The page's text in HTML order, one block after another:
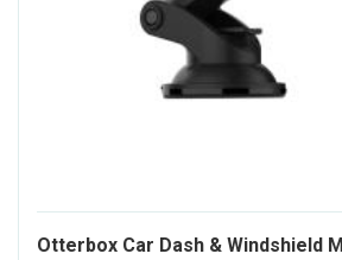
Otterbox Car Dash & Windshield